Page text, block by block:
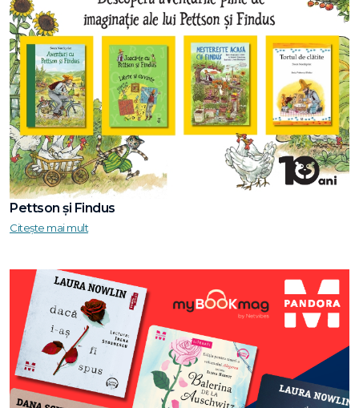
Pettson și Findus
Citește mai mult